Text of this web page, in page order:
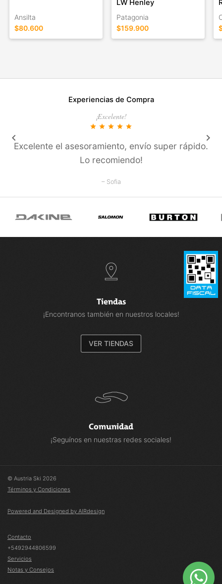
Ansilta
$80.600
LW Henley
Patagonia
$159.900
Experiencias de Compra
¡Excelente!
star star star star star
Excelente el asesoramiento, enví­o super rápido.
Lo recomiendo!
– Sofia
keyboard_arrow_left keyboard_arrow_right
Tiendas
¡Encontranos también en nuestros locales!
VER TIENDAS
Comunidad
¡Seguínos en nuestras redes sociales!
© Austria Ski 2026
Términos y Condiciones
Powered and Designed by AIRdesign
Contacto
+5492944806599
Servicios
Notas y Consejos